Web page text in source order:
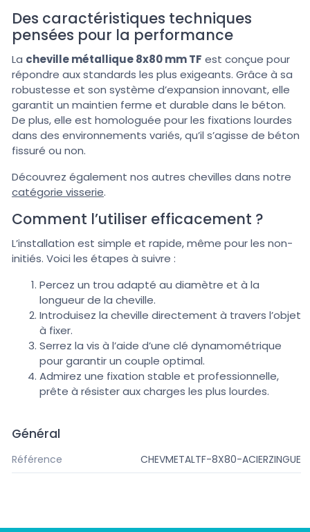
Des caractéristiques techniques
pensées pour la performance
La cheville métallique 8x80 mm TF est conçue pour
répondre aux standards les plus exigeants. Grâce à sa
robustesse et son système d’expansion innovant, elle
garantit un maintien ferme et durable dans le béton.
De plus, elle est homologuée pour les fixations lourdes
dans des environnements variés, qu’il s’agisse de béton
fissuré ou non.
Découvrez également nos autres chevilles dans notre
catégorie visserie.
Comment l’utiliser efficacement ?
L’installation est simple et rapide, même pour les non-
initiés. Voici les étapes à suivre :
Percez un trou adapté au diamètre et à la
longueur de la cheville.
Introduisez la cheville directement à travers l’objet
à fixer.
Serrez la vis à l’aide d’une clé dynamométrique
pour garantir un couple optimal.
Admirez une fixation stable et professionnelle,
prête à résister aux charges les plus lourdes.
Général
Référence CHEVMETALTF-8X80-ACIERZINGUE